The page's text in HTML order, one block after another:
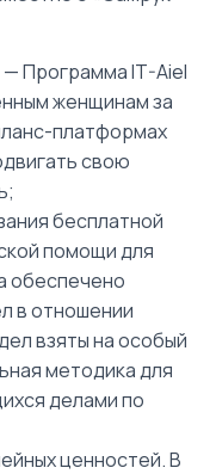
Программа IT-Aiel
женщинам за
платформах
свою
бесплатной
помощи для
обеспечено
в отношении
взяты на особый
методика для
делами по
ценностей. В